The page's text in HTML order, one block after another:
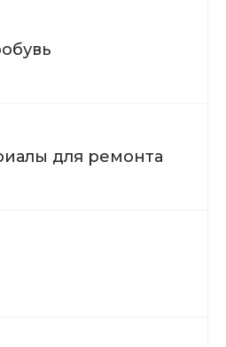
для ремонта